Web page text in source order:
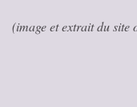
(image et extrait du